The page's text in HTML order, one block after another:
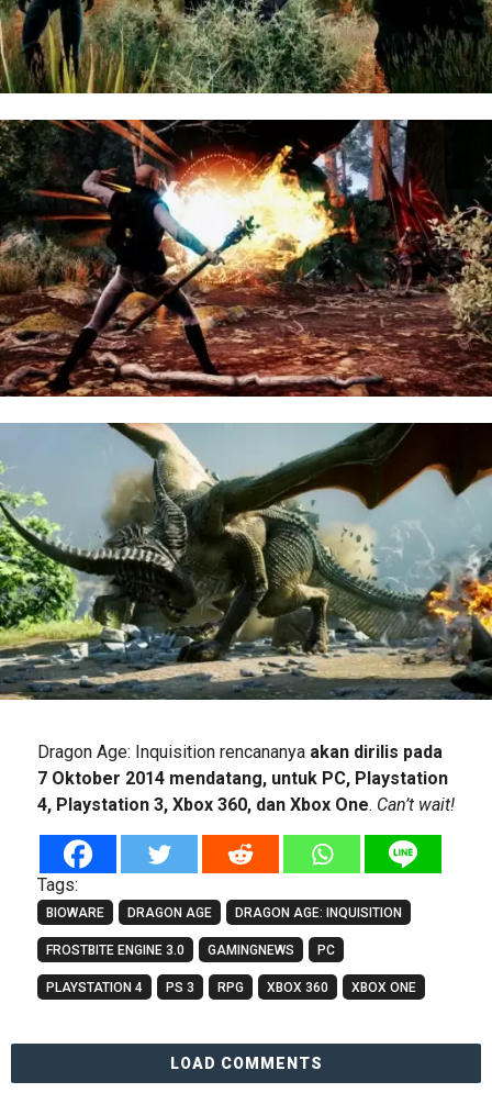
Dragon Age: Inquisition rencananya akan dirilis pada
7 Oktober 2014 mendatang, untuk PC, Playstation
4, Playstation 3, Xbox 360, dan Xbox One. Can’t wait!
Tags:
BIOWARE DRAGON AGE DRAGON AGE: INQUISITION
FROSTBITE ENGINE 3.0 GAMINGNEWS PC
PLAYSTATION 4 PS 3 RPG XBOX 360 XBOX ONE
LOAD COMMENTS